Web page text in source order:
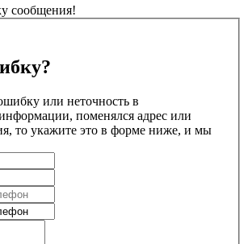
сообщения!
или неточность в
поменялся адрес или
то укажите это в форме ниже, и мы